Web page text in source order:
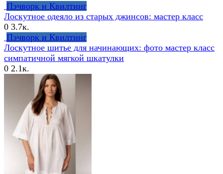
Пэчворк и Квилтинг
Лоскутное одеяло из старых джинсов: мастер класс
0 3.7к.
Пэчворк и Квилтинг
Лоскутное шитье для начинающих: фото мастер класс
симпатичной мягкой шкатулки
0 2.1к.